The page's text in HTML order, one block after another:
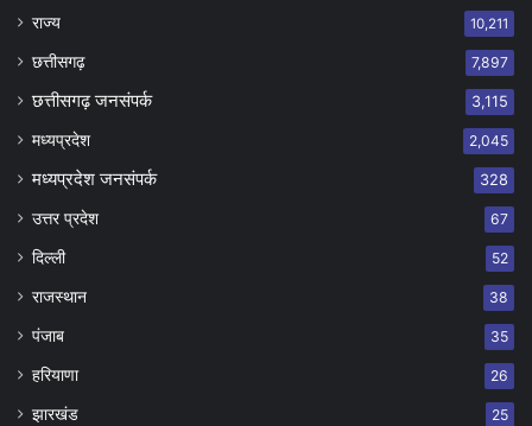
राज्य 10,211
छत्तीसगढ़ 7,897
छत्तीसगढ़ जनसंपर्क 3,115
मध्यप्रदेश 2,045
मध्यप्रदेश जनसंपर्क 328
उत्तर प्रदेश 67
दिल्ली 52
राजस्थान 38
पंजाब 35
हरियाणा 26
झारखंड 25